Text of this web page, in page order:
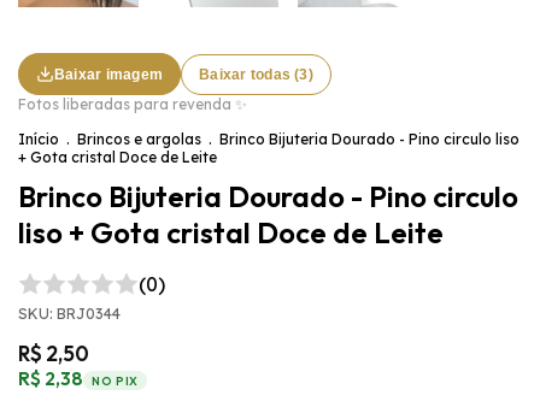
Baixar imagem Baixar todas (3)
Fotos liberadas para revenda ✨
Início . Brincos e argolas . Brinco Bijuteria Dourado - Pino circulo liso
+ Gota cristal Doce de Leite
Brinco Bijuteria Dourado - Pino circulo
liso + Gota cristal Doce de Leite
(0)
SKU: BRJ0344
R$ 2,50
R$ 2,38 NO PIX